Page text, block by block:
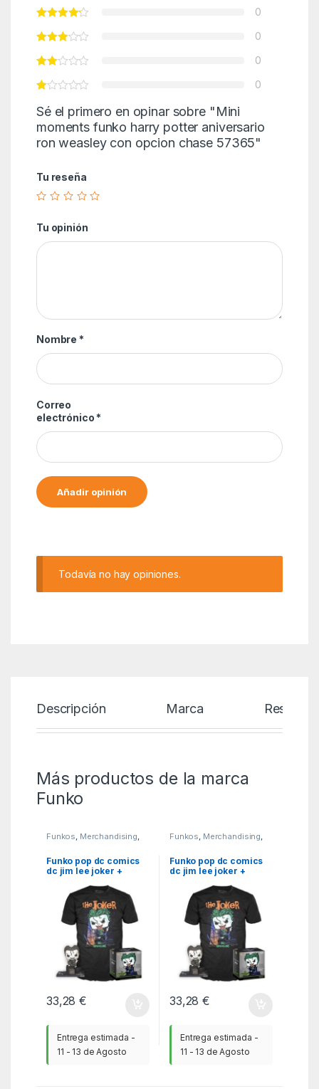
0
0
0
0
Sé el primero en opinar sobre "Mini
moments funko harry potter aniversario
ron weasley con opcion chase 57365"
Tu reseña
Tu opinión
Nombre *
Correo
electrónico *
Todavía no hay opiniones.
Descripción Marca Reseñas
Más productos de la marca
Funko
Funkos Merchandising
Funko pop dc comics
dc jim lee joker +
33,28€
Entrega estimada -
11 - 13 de Agosto
Funkos Merchandising
Funko pop dc comics
dc jim lee joker +
33,28€
Entrega estimada -
11 - 13 de Agosto